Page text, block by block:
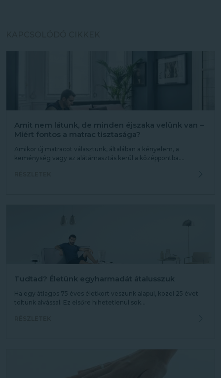
Amit nem látunk, de minden éjszaka velünk van –
Miért fontos a matrac tisztasága?
Amikor új matracot választunk, általában a kényelem, a
keménység vagy az alátámasztás kerül a középpontba....
Tudtad? Életünk egyharmadát átalusszuk
Ha egy átlagos 75 éves életkort veszünk alapul, közel 25 évet
töltünk alvással. Ez elsőre hihetetlenül sok...